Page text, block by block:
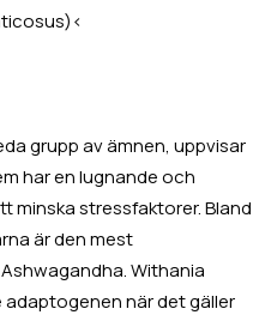
grupp av ämnen, uppvisar
har en lugnande och
minska stressfaktorer. Bland
är den mest
Withania
när det gäller